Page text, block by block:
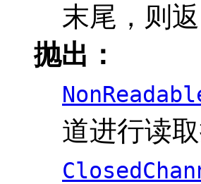
末尾，则
抛出：
道进行读